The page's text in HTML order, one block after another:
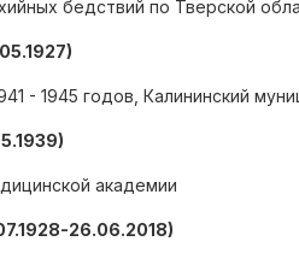
бедствий по Тверской
- 1945 годов, Калининский
академии
26.06.2018)